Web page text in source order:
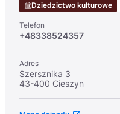
Turystyczne
Dziedzictwo kulturowe
Telefon
+48338524357
Adres
Szersznika 3
43-400 Cieszyn